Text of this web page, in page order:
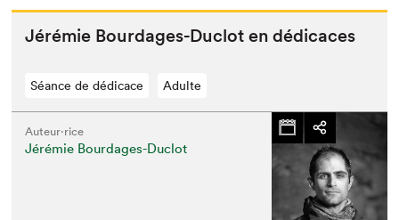
Jérémie Bourdages-Duclot en dédicaces
Séance de dédicace Adulte
Auteur·rice
Jérémie Bourdages-Duclot